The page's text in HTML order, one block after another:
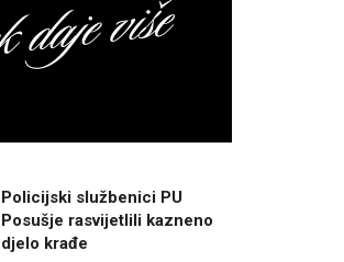
Policijski službenici PU
Posušje rasvijetlili kazneno
djelo krađe